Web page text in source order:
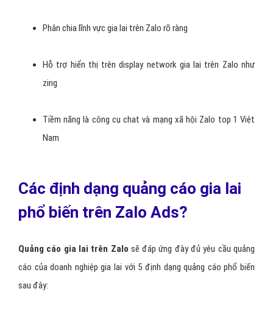
Phân chia lĩnh vực gia lai trên Zalo rõ ràng
Hỗ trợ hiển thị trên display network gia lai trên Zalo như
zing
Tiềm năng là công cụ chat và mạng xã hội Zalo top 1 Việt
Nam
Các định dạng quảng cáo gia lai
phổ biến trên Zalo Ads?
Quảng cáo gia lai trên Zalo sẽ đáp ứng đày đủ yêu cầu quảng
cáo của doanh nghiệp gia lai với 5 định dạng quảng cáo phổ biến
sau đây: